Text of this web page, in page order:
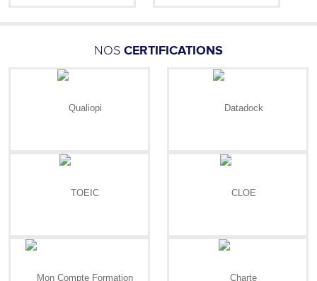
NOS CERTIFICATIONS